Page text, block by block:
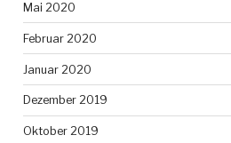
Mai 2020
Februar 2020
Januar 2020
Dezember 2019
Oktober 2019